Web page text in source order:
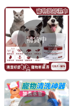
補貨中